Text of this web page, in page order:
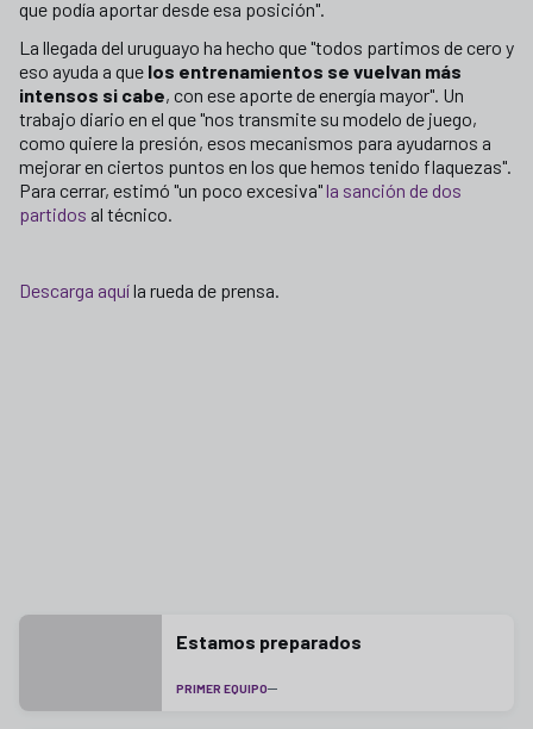
que podía aportar desde esa posición".
La llegada del uruguayo ha hecho que "todos partimos de cero y
eso ayuda a que los entrenamientos se vuelvan más
intensos si cabe, con ese aporte de energía mayor". Un
trabajo diario en el que "nos transmite su modelo de juego,
como quiere la presión, esos mecanismos para ayudarnos a
mejorar en ciertos puntos en los que hemos tenido flaquezas".
Para cerrar, estimó "un poco excesiva"la sanción de dos
partidos al técnico.
Descarga aquíla rueda de prensa.
Estamos preparados
PRIMER EQUIPO